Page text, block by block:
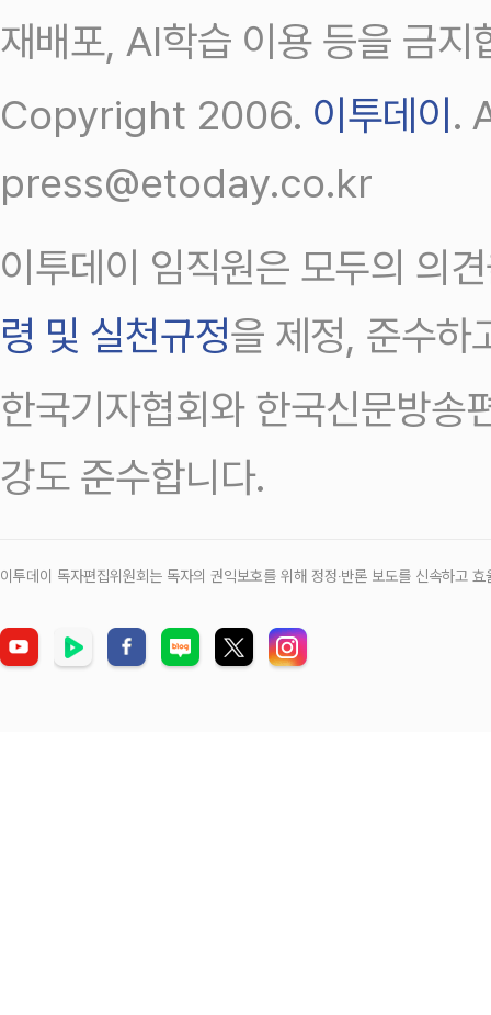
재배포, AI학습 이용 등을 금지
Copyright 2006. 이투데이 .
press@etoday.co.kr
이투데이 임직원은 모두의 의
령 및 실천규정을 제정, 준수하
한국기자협회와 한국신문방송
강도 준수합니다.
이투데이 독자편집위원회는 독자의 권익보호를 위해 정정‧반론 보도를 신속하고